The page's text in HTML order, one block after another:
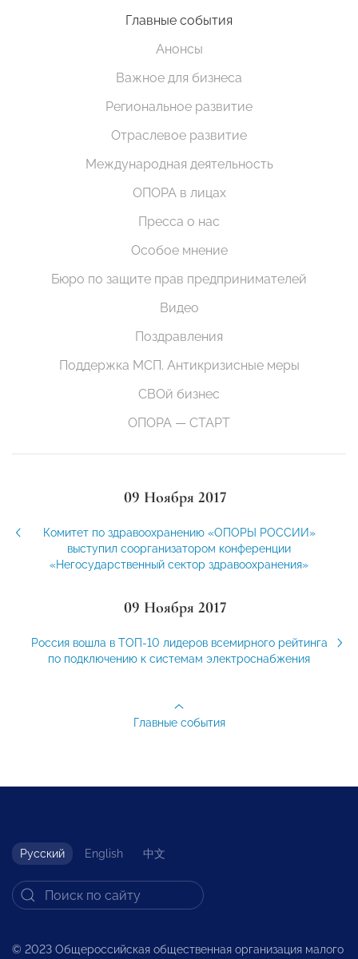
Главные события
Анонсы
Важное для бизнеса
Региональное развитие
Отраслевое развитие
Международная деятельность
ОПОРА в лицах
Пресса о нас
Особое мнение
Бюро по защите прав предпринимателей
Видео
Поздравления
Поддержка МСП. Антикризисные меры
СВОй бизнес
ОПОРА — СТАРТ
09 Ноября 2017
Комитет по здравоохранению «ОПОРЫ РОССИИ»
выступил соорганизатором конференции
«Негосударственный сектор здравоохранения»
09 Ноября 2017
Россия вошла в ТОП-10 лидеров всемирного рейтинга
по подключению к системам электроснабжения
Главные события
Русский English 中文
© 2023 Общероссийская общественная организация малого